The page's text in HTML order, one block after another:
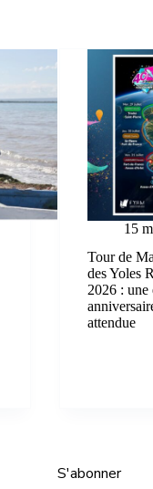
15
Tour de
des Yoles
2026 : une
attendue
S'abonner